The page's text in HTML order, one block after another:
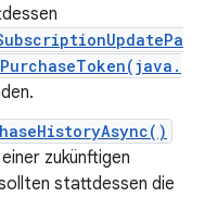
zukünftigen
stattdessen die